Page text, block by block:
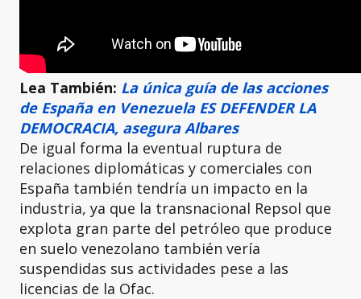
Lea También: La única guía de las acciones
de España en Venezuela ES DEFENDER LA
DEMOCRACIA, asegura Albares
De igual forma la eventual ruptura de
relaciones diplomáticas y comerciales con
España también tendría un impacto en la
industria, ya que la transnacional Repsol que
explota gran parte del petróleo que produce
en suelo venezolano también vería
suspendidas sus actividades pese a las
licencias de la Ofac.